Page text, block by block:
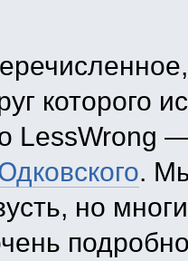
которого
LessWrong
.
но